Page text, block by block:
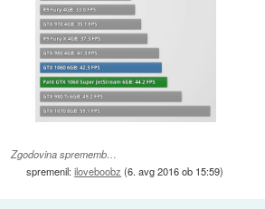
Zgodovina sprememb…
spremenil:iloveboobz (6. avg 2016 ob 15:59)